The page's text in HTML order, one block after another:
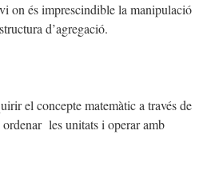
on és imprescindible la manipulació
d’agregació.
el concepte matemàtic a través de
les unitats i operar amb